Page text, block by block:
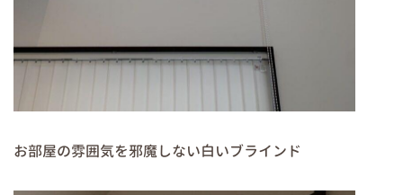
お部屋の雰囲気を邪魔しない白いブラインド